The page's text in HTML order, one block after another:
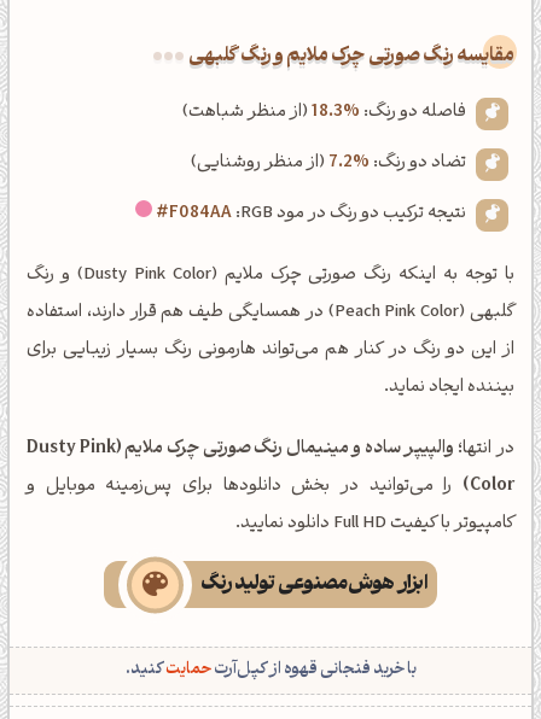
‌مقایسه رنگ صورتی چرک ملایم و رنگ گلبهی
فاصله دو رنگ: 18.3%(از منظر شباهت)
تضاد دو رنگ: 7.2% (از منظر روشنایی)
نتیجه ترکیب دو رنگ در مود RGB:
#F084AA
با توجه به اینکه رنگ صورتی چرک ملایم (Dusty Pink Color) و رنگ
گلبهی (Peach Pink Color) در همسایگی طیف هم قرار دارند، استفاده
از این دو رنگ در کنار هم می‌تواند هارمونی رنگ بسیار زیبایی برای
بیننده ایجاد نماید.
در انتها؛
والپیپر ساده و مینیمال رنگ صورتی چرک ملایم (Dusty Pink
Color)
را می‌توانید در بخش دانلودها برای پس‌زمینه موبایل و
کامپیوتر با کیفیت Full HD دانلود نمایید.
ابزار هوش‌مصنوعی تولید رنگ
با خرید فنجانی قهوه از کپل‌آرتحمایتکنید.